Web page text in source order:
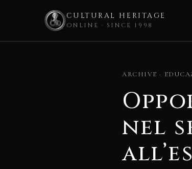
CULTURAL HERITAGE
ONLINE · SINCE 1998
ARCHIVE ·
nel